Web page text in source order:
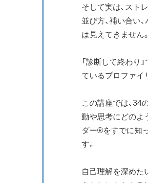
そして実は、スト
並び方、補い合い
は見えてきません。
「診断して終わり
ているプロファイ
この講座では、34
動や思考にどのよ
ダー®をすでに知
す。
自己理解を深めた